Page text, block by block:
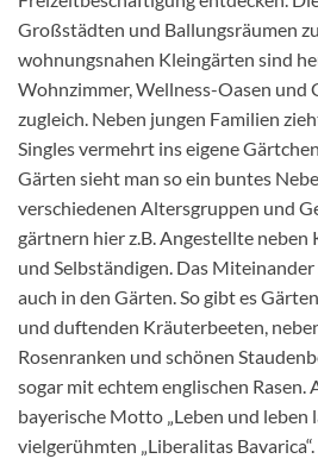
Großstädten und Ballungsräumen
wohnungsnahen Kleingärten sind
Wohnzimmer, Wellness-Oasen und
zugleich. Neben jungen Familien
Singles vermehrt ins eigene
Gärten sieht man so ein buntes
verschiedenen Altersgruppen und
gärtnern hier z.B. Angestellte
und Selbständigen. Das
auch in den Gärten. So gibt es
und duftenden Kräuterbeeten,
Rosenranken und schönen
sogar mit echtem englischen Rasen.
bayerische Motto „Leben und leben
vielgerühmten „Liberalitas Bavarica“.